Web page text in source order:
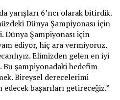
yarışları 6’ncı olarak bitirdik.
Dünya Şampiyonası için
Şampiyonası için
ediyor, hiç ara vermiyoruz.
Elimizden gelen en iyi
Bu şampiyonadaki hedefim
Bireysel derecelerimi
başarıları getireceğiz.”